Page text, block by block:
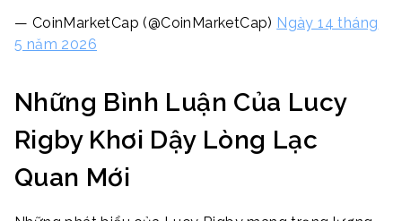
— CoinMarketCap (@CoinMarketCap) Ngày 14 tháng
5 năm 2026
Những Bình Luận Của Lucy
Rigby Khơi Dậy Lòng Lạc
Quan Mới